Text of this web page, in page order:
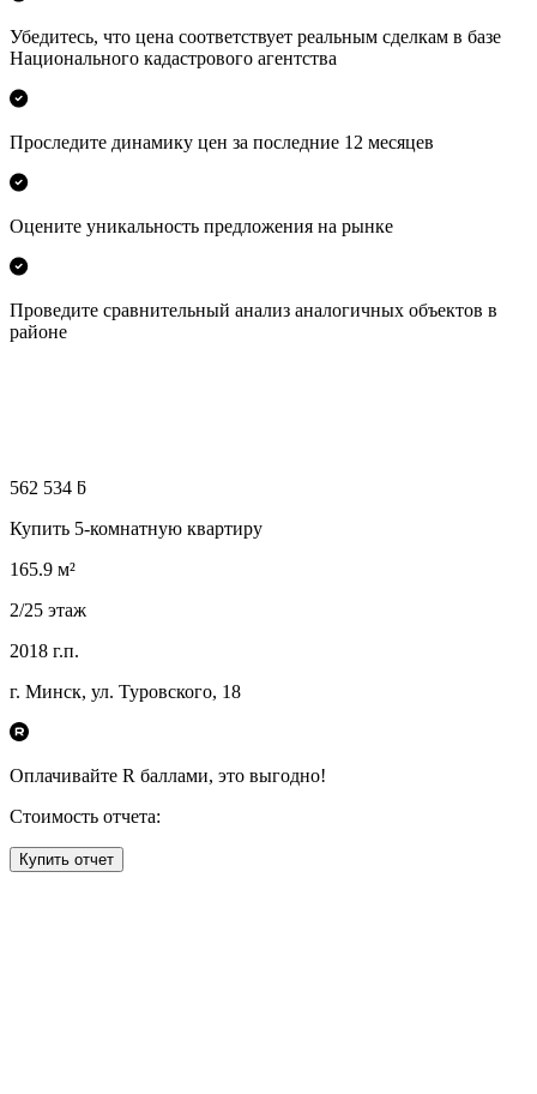
Убедитесь, что цена соответствует реальным сделкам в базе
Национального кадастрового агентства
Проследите динамику цен за последние 12 месяцев
Оцените уникальность предложения на рынке
Проведите сравнительный анализ аналогичных объектов в
районе
562 534 ƃ
Купить 5-комнатную квартиру
165.9 м²
2/25 этаж
2018 г.п.
г. Минск, ул. Туровского, 18
Оплачивайте R баллами, это выгодно!
Стоимость отчета:
Купить отчет